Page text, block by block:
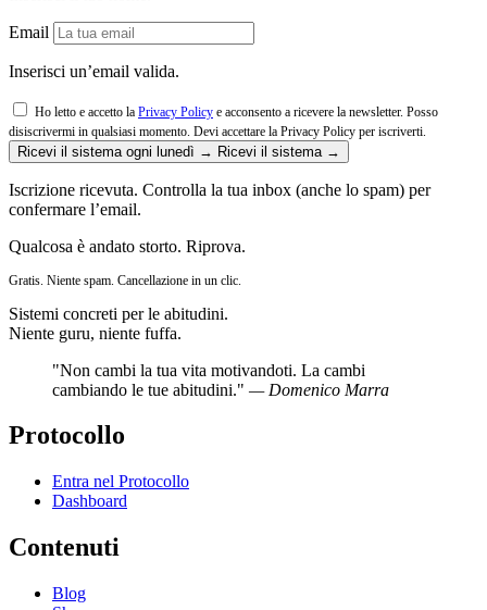
Email
Inserisci un’email valida.
Ho letto e accetto la Privacy Policy e acconsento a ricevere la newsletter. Posso
disiscrivermi in qualsiasi momento. Devi accettare la Privacy Policy per iscriverti.
Ricevi il sistema ogni lunedì → Ricevi il sistema →
Iscrizione ricevuta. Controlla la tua inbox (anche lo spam) per
confermare l’email.
Qualcosa è andato storto. Riprova.
Gratis. Niente spam. Cancellazione in un clic.
Sistemi concreti per le abitudini.
Niente guru, niente fuffa.
"Non cambi la tua vita motivandoti. La cambi
cambiando le tue abitudini." — Domenico Marra
Protocollo
Entra nel Protocollo
Dashboard
Contenuti
Blog